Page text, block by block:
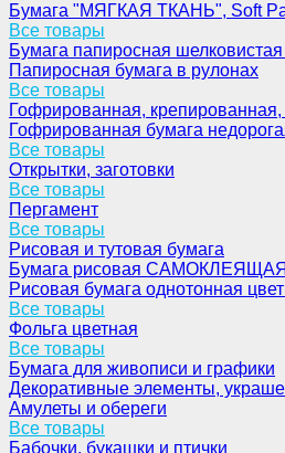
Бумага "МЯГКАЯ ТКАНЬ", Soft
Все товары
Бумага папиросная
Папиросная бумага в рулонах
Все товары
Гофрированная, крепированная,
Гофрированная бумага
Все товары
Открытки, заготовки
Все товары
Пергамент
Все товары
Рисовая и тутовая бумага
Бумага рисовая
Рисовая бумага однотонная
Все товары
Фольга цветная
Все товары
Бумага для живописи и графики
Декоративные элементы,
Амулеты и обереги
Все товары
Бабочки, букашки и птички